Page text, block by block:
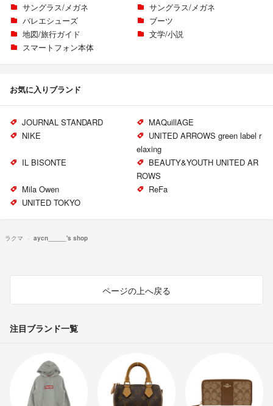
サングラス/メガネ
サングラス/メガネ
バレエシューズ
ブーツ
地図/旅行ガイド
文学/小説
スマートフォン本体
お気に入りブランド
JOURNAL STANDARD
MAQuillAGE
NIKE
UNITED ARROWS green label r
elaxing
IL BISONTE
BEAUTY&YOUTH UNITED AR
ROWS
Mila Owen
ReFa
UNITED TOKYO
ラクマ aycn_____'s shop
ページの上へ戻る
注目ブランド一覧